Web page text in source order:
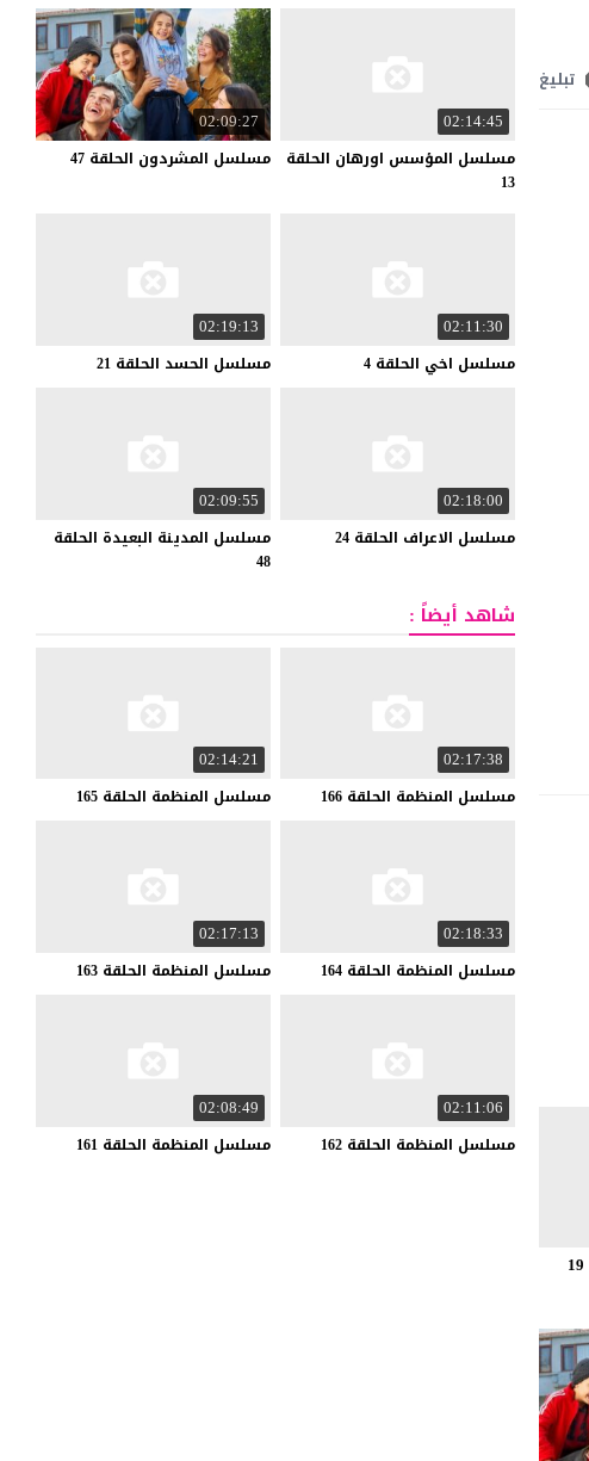
تبليغ
02:14:45
مسلسل المؤسس اورهان الحلقة
13
02:09:27
مسلسل المشردون الحلقة 47
02:11:30
مسلسل اخي الحلقة 4
02:19:13
مسلسل الحسد الحلقة 21
02:18:00
مسلسل الاعراف الحلقة 24
02:09:55
مسلسل المدينة البعيدة الحلقة
48
شاهد أيضاً :
02:17:38
مسلسل المنظمة الحلقة 166
02:14:21
مسلسل المنظمة الحلقة 165
02:18:33
مسلسل المنظمة الحلقة 164
02:17:13
مسلسل المنظمة الحلقة 163
02:11:06
مسلسل المنظمة الحلقة 162
02:08:49
مسلسل المنظمة الحلقة 161